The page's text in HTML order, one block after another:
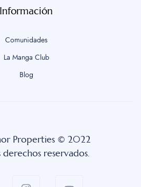
Información
Comunidades
La Manga Club
Blog
Properties © 2022
derechos reservados.